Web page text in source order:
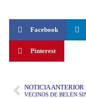
Facebook
Pinterest
NOTICIA ANTERIOR